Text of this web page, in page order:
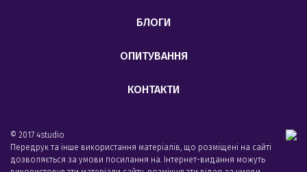
БЛОГИ
ОПИТУВАННЯ
КОНТАКТИ
© 2017 4studio
Передрук та інше використання матеріалів, що розміщені на сайті
дозволяється за умови посилання на. Інтернет-видання можуть